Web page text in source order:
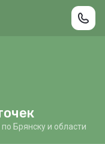
Брянску и области